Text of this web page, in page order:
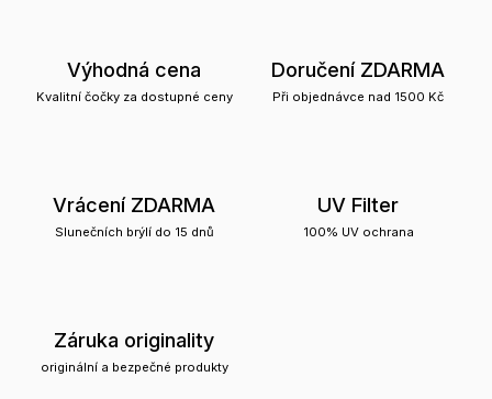
Výhodná cena
Kvalitní čočky za dostupné ceny
Doručení ZDARMA
Při objednávce nad 1500 Kč
Vrácení ZDARMA
Slunečních brýlí do 15 dnů
UV Filter
100% UV ochrana
Záruka originality
originální a bezpečné produkty